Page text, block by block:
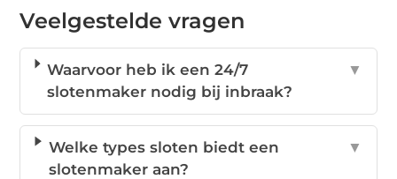
Veelgestelde vragen
Waarvoor heb ik een 24/7
slotenmaker nodig bij inbraak?
▼
Welke types sloten biedt een
slotenmaker aan?
▼